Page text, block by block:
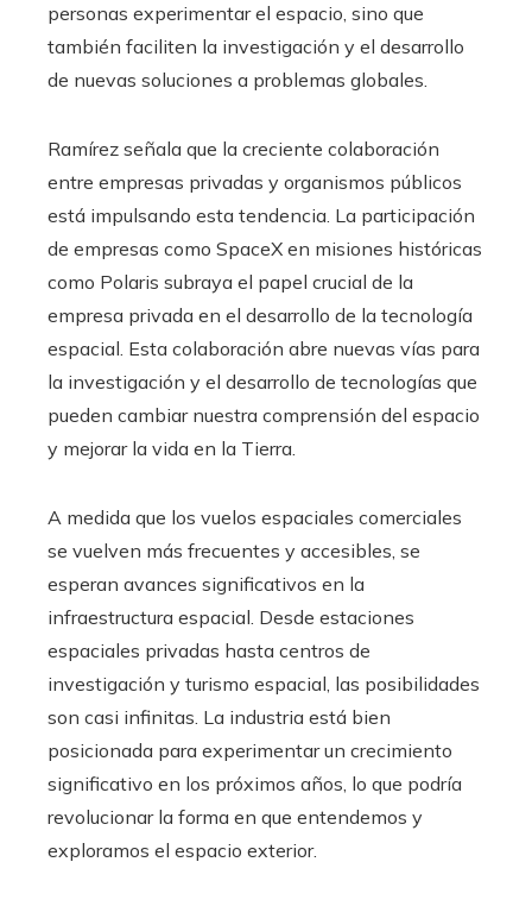
personas experimentar el espacio, sino que
también faciliten la investigación y el desarrollo
de nuevas soluciones a problemas globales.
Ramírez señala que la creciente colaboración
entre empresas privadas y organismos públicos
está impulsando esta tendencia. La participación
de empresas como SpaceX en misiones históricas
como Polaris subraya el papel crucial de la
empresa privada en el desarrollo de la tecnología
espacial. Esta colaboración abre nuevas vías para
la investigación y el desarrollo de tecnologías que
pueden cambiar nuestra comprensión del espacio
y mejorar la vida en la Tierra.
A medida que los vuelos espaciales comerciales
se vuelven más frecuentes y accesibles, se
esperan avances significativos en la
infraestructura espacial. Desde estaciones
espaciales privadas hasta centros de
investigación y turismo espacial, las posibilidades
son casi infinitas. La industria está bien
posicionada para experimentar un crecimiento
significativo en los próximos años, lo que podría
revolucionar la forma en que entendemos y
exploramos el espacio exterior.